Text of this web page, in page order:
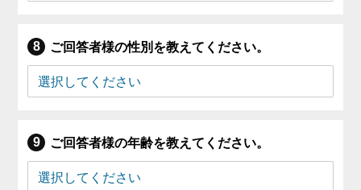
ご回答者様の性別を教えてください。
ご回答者様の年齢を教えてください。